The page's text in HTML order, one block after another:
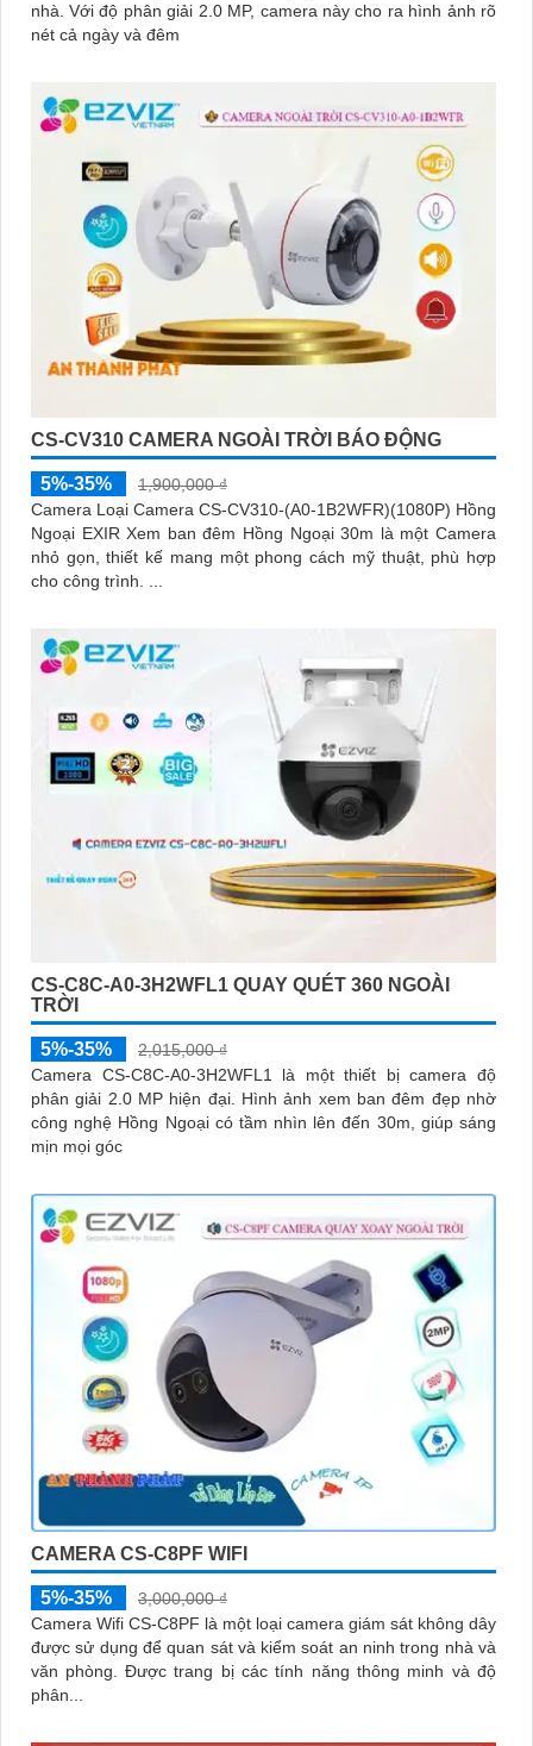
nhà. Với độ phân giải 2.0 MP, camera này cho ra hình ảnh rõ
nét cả ngày và đêm
CS-CV310 CAMERA NGOÀI TRỜI BÁO ĐỘNG
5%-35%
1,900,000 ₫
Camera Loại Camera CS-CV310-(A0-1B2WFR)(1080P) Hồng
Ngoại EXIR Xem ban đêm Hồng Ngoại 30m là một Camera
nhỏ gọn, thiết kế mang một phong cách mỹ thuật, phù hợp
cho công trình. ...
CS-C8C-A0-3H2WFL1 QUAY QUÉT 360 NGOÀI
TRỜI
5%-35%
2,015,000 ₫
Camera CS-C8C-A0-3H2WFL1 là một thiết bị camera độ
phân giải 2.0 MP hiện đại. Hình ảnh xem ban đêm đẹp nhờ
công nghệ Hồng Ngoại có tầm nhìn lên đến 30m, giúp sáng
mịn mọi góc
CAMERA CS-C8PF WIFI
5%-35%
3,000,000 ₫
Camera Wifi CS-C8PF là một loại camera giám sát không dây
được sử dụng để quan sát và kiểm soát an ninh trong nhà và
văn phòng. Được trang bị các tính năng thông minh và độ
phân...